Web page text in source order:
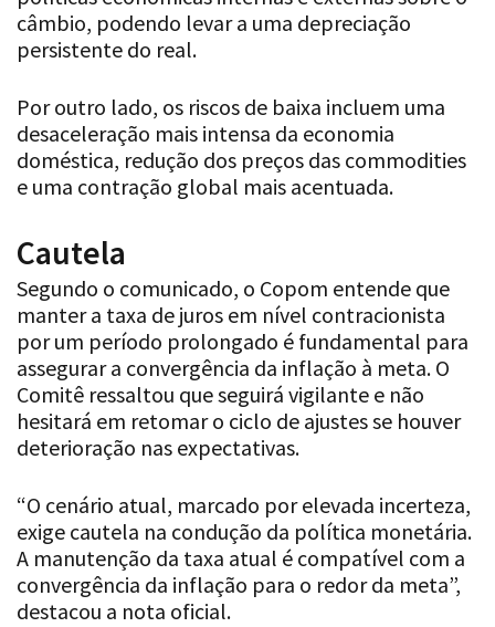
câmbio, podendo levar a uma depreciação
persistente do real.
Por outro lado, os riscos de baixa incluem uma
desaceleração mais intensa da economia
doméstica, redução dos preços das commodities
e uma contração global mais acentuada.
Cautela
Segundo o comunicado, o Copom entende que
manter a taxa de juros em nível contracionista
por um período prolongado é fundamental para
assegurar a convergência da inflação à meta. O
Comitê ressaltou que seguirá vigilante e não
hesitará em retomar o ciclo de ajustes se houver
deterioração nas expectativas.
“O cenário atual, marcado por elevada incerteza,
exige cautela na condução da política monetária.
A manutenção da taxa atual é compatível com a
convergência da inflação para o redor da meta”,
destacou a nota oficial.